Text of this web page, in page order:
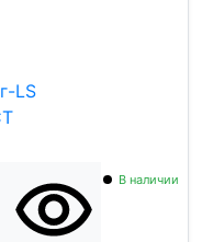
В наличии